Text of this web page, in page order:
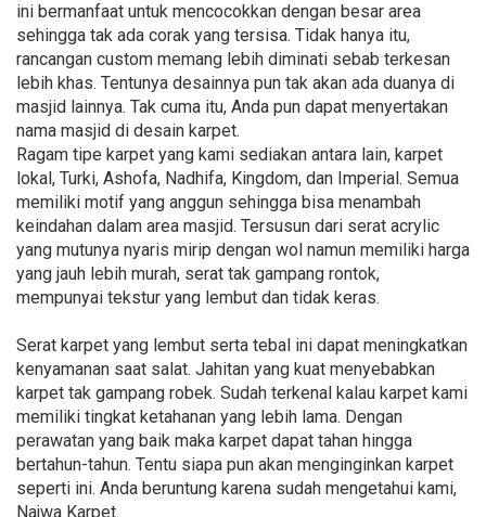
ini bermanfaat untuk mencocokkan dengan besar area
sehingga tak ada corak yang tersisa. Tidak hanya itu,
rancangan custom memang lebih diminati sebab terkesan
lebih khas. Tentunya desainnya pun tak akan ada duanya di
masjid lainnya. Tak cuma itu, Anda pun dapat menyertakan
nama masjid di desain karpet.
Ragam tipe karpet yang kami sediakan antara lain, karpet
lokal, Turki, Ashofa, Nadhifa, Kingdom, dan Imperial. Semua
memiliki motif yang anggun sehingga bisa menambah
keindahan dalam area masjid. Tersusun dari serat acrylic
yang mutunya nyaris mirip dengan wol namun memiliki harga
yang jauh lebih murah, serat tak gampang rontok,
mempunyai tekstur yang lembut dan tidak keras.
Serat karpet yang lembut serta tebal ini dapat meningkatkan
kenyamanan saat salat. Jahitan yang kuat menyebabkan
karpet tak gampang robek. Sudah terkenal kalau karpet kami
memiliki tingkat ketahanan yang lebih lama. Dengan
perawatan yang baik maka karpet dapat tahan hingga
bertahun-tahun. Tentu siapa pun akan menginginkan karpet
seperti ini. Anda beruntung karena sudah mengetahui kami,
Najwa Karpet.